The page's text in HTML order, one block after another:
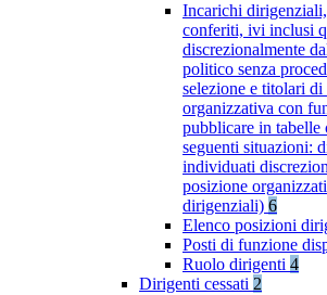
Incarichi
conferiti, ivi inclusi
discrezionalmente
politico senza
selezione e titolari di
organizzativa con
pubblicare in tabelle
seguenti situazioni:
individuati
posizione
dirigenziali) 6
Elenco posizioni
Posti di funzione
Ruolo dirigenti 4
Dirigenti cessati 2